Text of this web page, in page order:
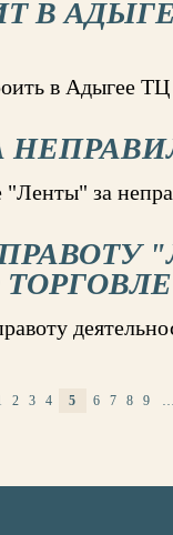
В
в Адыгее
"Ленты" за
2 3 4 5 6 7 8 9